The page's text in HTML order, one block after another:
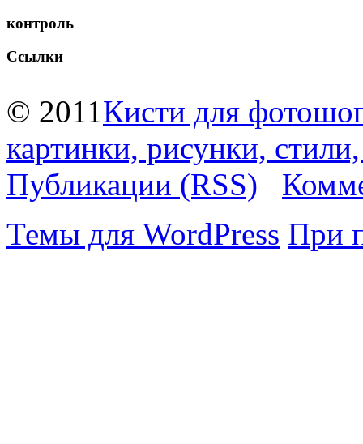
контроль
Ссылки
© 2011Кисти для
картинки, рисунки,
Публикации (RSS)
Темы для WordPress При